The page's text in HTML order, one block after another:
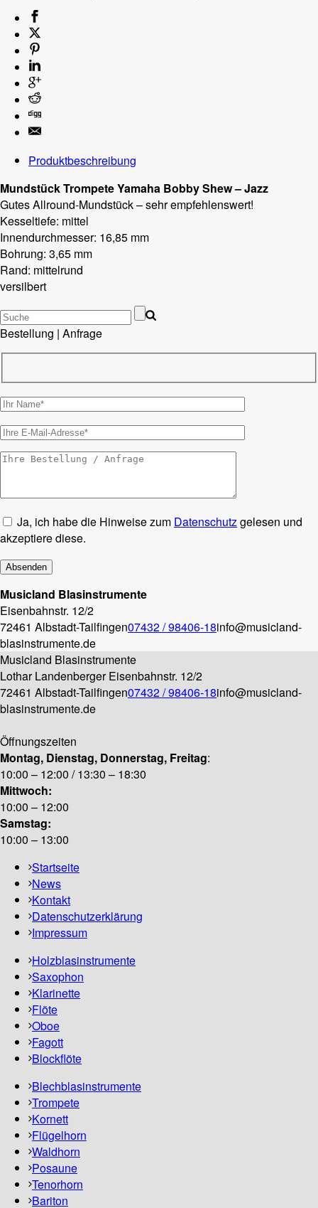
Produktbeschreibung
Mundstück Trompete Yamaha Bobby Shew – Jazz
Gutes Allround-Mundstück – sehr empfehlenswert!
Kesseltiefe: mittel
Innendurchmesser: 16,85 mm
Bohrung: 3,65 mm
Rand: mittelrund
versilbert
Bestellung | Anfrage
Ja, ich habe die Hinweise zum Datenschutzgelesen und
akzeptiere diese.
Musicland Blasinstrumente
Eisenbahnstr. 12/2
72461 Albstadt-Tailfingen07432 / 98406-18info@musicland-
blasinstrumente.de
Musicland Blasinstrumente
Lothar Landenberger Eisenbahnstr. 12/2
72461 Albstadt-Tailfingen07432 / 98406-18info@musicland-
blasinstrumente.de
Öffnungszeiten
Montag, Dienstag, Donnerstag, Freitag:
10:00 – 12:00 / 13:30 – 18:30
Mittwoch:
10:00 – 12:00
Samstag:
10:00 – 13:00
Startseite
News
Kontakt
Datenschutzerklärung
Impressum
Holzblasinstrumente
Saxophon
Klarinette
Flöte
Oboe
Fagott
Blockflöte
Blechblasinstrumente
Trompete
Kornett
Flügelhorn
Waldhorn
Posaune
Tenorhorn
Bariton